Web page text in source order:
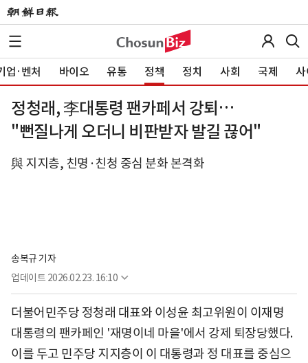
업·벤처 바이오 유통 정책 정치 사회 국제 사
정청래, 李대통령 팬카페서 강퇴…
"뻔질나게 오더니 비판받자 발길 끊어"
與 지지층, 친명·친청 중심 분화 본격화
송복규 기자
업데이트 2026.02.23. 16:10
더불어민주당 정청래 대표와 이성윤 최고위원이 이재명
대통령의 팬카페인 '재명이네 마을'에서 강제 퇴장당했다.
이를 두고 민주당 지지층이 이 대통령과 정 대표를 중심으